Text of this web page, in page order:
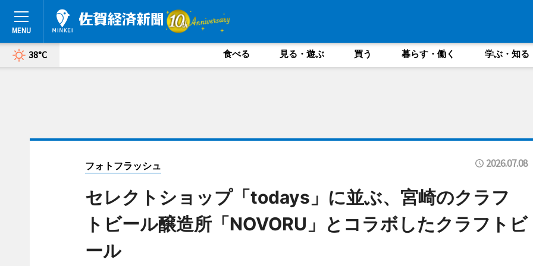
38°C 食べる 見る・遊ぶ 買う 暮らす・働く 学ぶ・知る
フォトフラッシュ 2026.07.08
セレクトショップ「todays」に並ぶ、宮崎のクラフ
トビール醸造所「NOVORU」とコラボしたクラフトビ
ール